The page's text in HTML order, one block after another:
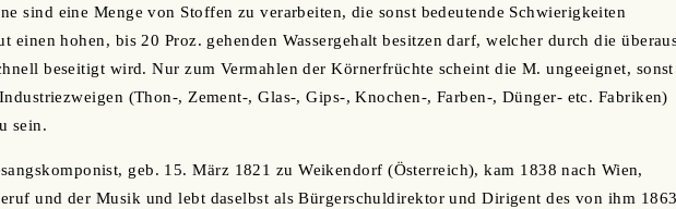
sind eine Menge von Stoffen zu verarbeiten, die sonst bedeutende Schwierigkeiten
einen hohen, bis 20 Proz. gehenden Wassergehalt besitzen darf, welcher durch die
beseitigt wird. Nur zum Vermahlen der Körnerfrüchte scheint die M. ungeeignet, sonst
(Thon-, Zement-, Glas-, Gips-, Knochen-, Farben-, Dünger- etc. Fabriken)
sein.
geb. 15. März 1821 zu Weikendorf (Österreich), kam 1838 nach Wien,
und der Musik und lebt daselbst als Bürgerschuldirektor und Dirigent des von ihm 1863